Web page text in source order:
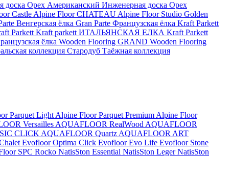
доска Орех Американский Инженерная доска Орех
Castle Alpine Floor CHATEAU Alpine Floor Studio Golden
Венгерская ёлка Gran Parte Французская ёлка Kraft Parkett
Parkett Kraft parkett ИТАЛЬЯНСКАЯ ЕЛКА Kraft Parkett
ёлка Wooden Flooring GRAND Wooden Flooring
коллекция Стародуб Таёжная коллекция
Parquet Light Alpine Floor Parquet Premium Alpine Floor
Versailles AQUAFLOOR RealWood AQUAFLOOR
CLICK AQUAFLOOR Quartz AQUAFLOOR ART
Evofloor Optima Click Evofloor Evo Life Evofloor Stone
SPC Rocko NatisSton Essential NatisSton LegerNatisSton